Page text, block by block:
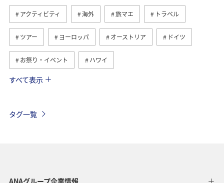
アクティビティ 海外 旅マエ トラベル
ツアー ヨーロッパ オーストリア ドイツ
お祭り・イベント ハワイ
アメリカ
すべて表示
タグ一覧